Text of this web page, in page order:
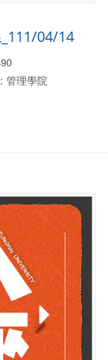
_111/04/14
管理學院